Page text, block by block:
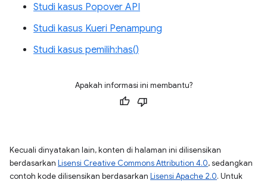
Studi kasus Popover API
Studi kasus Kueri Penampung
Studi kasus pemilih:has()
Apakah informasi ini membantu?
Kecuali dinyatakan lain, konten di halaman ini dilisensikan
berdasarkan Lisensi Creative Commons Attribution 4.0, sedangkan
contoh kode dilisensikan berdasarkan Lisensi Apache 2.0. Untuk